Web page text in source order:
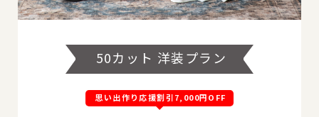
50カット 洋装プラン
思い出作り応援割引7,000円OFF